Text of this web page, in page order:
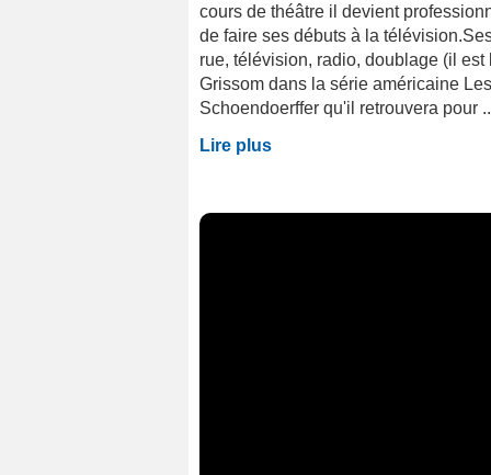
cours de théâtre il devient
de faire ses débuts à la
rue, télévision, radio, doublage (il
Grissom dans la série américaine
Schoendoerffer qu'il retrouvera pour
Lire plus